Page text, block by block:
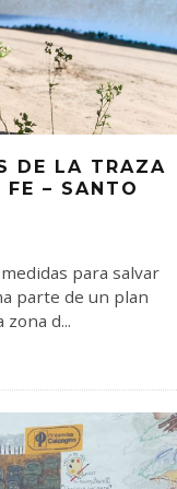
DE LA TRAZA
FE – SANTO
para salvar
parte de un plan
zona d...